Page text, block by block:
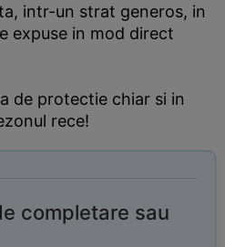
intr-un strat generos, in
expuse in mod direct
de protectie chiar si in
rece!
completare sau